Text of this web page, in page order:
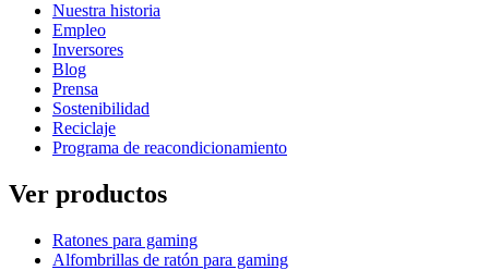
Nuestra historia
Empleo
Inversores
Blog
Prensa
Sostenibilidad
Reciclaje
Programa de reacondicionamiento
Ver productos
Ratones para gaming
Alfombrillas de ratón para gaming